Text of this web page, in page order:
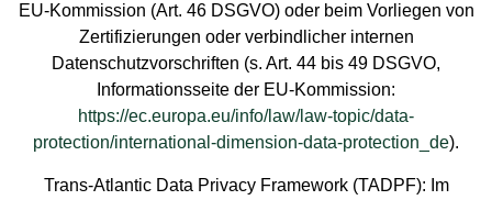
EU-Kommission (Art. 46 DSGVO) oder beim Vorliegen von
Zertifizierungen oder verbindlicher internen
Datenschutzvorschriften (s. Art. 44 bis 49 DSGVO,
Informationsseite der EU-Kommission:
https://ec.europa.eu/info/law/law-topic/data-
protection/international-dimension-data-protection_de).
Trans-Atlantic Data Privacy Framework (TADPF): Im